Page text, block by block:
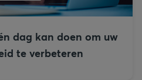
dag kan doen om uw
te verbeteren